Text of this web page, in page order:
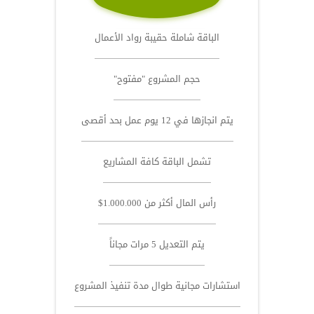
الباقة شاملة حقيبة رواد الأعمال
حجم المشروع "مفتوح"
يتم انجازها في 12 يوم عمل بحد أقصى
تشمل الباقة كافة المشاريع
رأس المال أكثر من 1.000.000$
يتم التعديل 5 مرات مجاناً
استشارات مجانية طوال مدة تنفيذ المشروع